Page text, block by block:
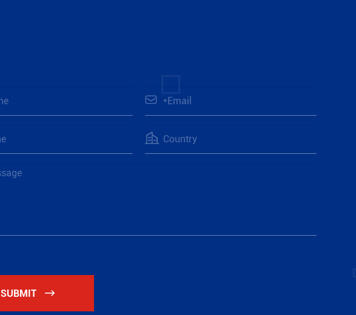


SUBMIT 